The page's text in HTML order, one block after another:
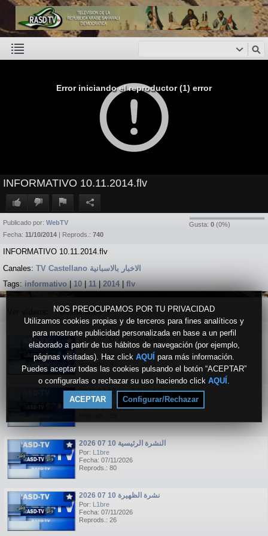
NOS PREOCUPAMOS POR TU PRIVACIDAD
Utilizamos cookies propias y de terceros para fines analíticos y
para mostrarte publicidad personalizada en base a un perfil
elaborado a partir de tus hábitos de navegación (por ejemplo,
páginas visitadas). Haz click AQUÍ para más información.
Puedes aceptar todas las cookies pulsando el botón “ACEPTAR”
o configurarlas o rechazar su uso haciendo click AQUÍ .
ACEPTAR Configurar/Rechazar
Error iniciando el reproductor (1) error
INFORMATIVO 10.11.2014.flv
Gusta: 0 (0%)
Publicado por: WebTV
Fecha: 11/10/2014 | Reprods.: 740
INFORMATIVO 10.11.2014.flv
Canales:
TV Castellano الاخبار بالاسبانية
Tags: informativo | 10 | 11 | 2014 | flv
Destacados ▼
النشرة الرئيسية 12 07 2026
Por:L1bre
Fecha: 07/13/2026
Reprods.: 40
نشرة الظهيرة 12 07 2026
Por: L1bre
Fecha: 07/13/2026
النشرة الرئيسية 10 07 2026
Por: L1bre
Fecha: 07/11/2026
Reprods.: 80
نشرة الظهيرة 10 07 2026
Por: L1bre
Fecha: 07/11/2026
Reprods.: 26